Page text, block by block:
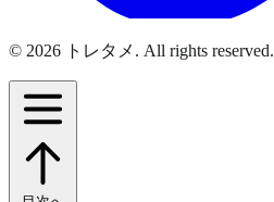
© 2026 トレタメ. All rights reserved.